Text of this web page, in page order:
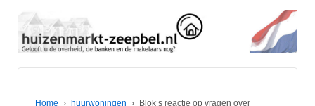
Home › huurwoningen ›
Blok’s reactie op vragen over